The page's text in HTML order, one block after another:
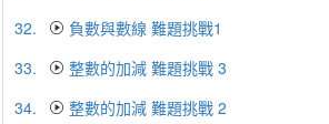
32.
負數與數線 難題挑戰1
33.
整數的加減 難題挑戰 3
34.
整數的加減 難題挑戰 2